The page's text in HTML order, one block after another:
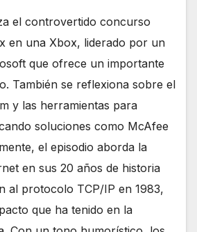
el controvertido concurso
en una Xbox, liderado por un
que ofrece un importante
También se reflexiona sobre el
y las herramientas para
soluciones como McAfee
el episodio aborda la
en sus 20 años de historia
al protocolo TCP/IP en 1983,
que ha tenido en la